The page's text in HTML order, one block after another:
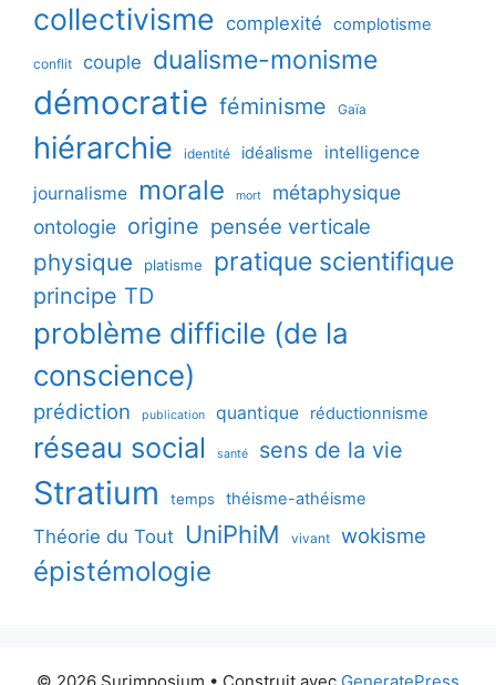
collectivisme complexité complotisme
conflit couple dualisme-monisme
démocratie féminisme Gaïa
hiérarchie identité idéalisme
intelligence
journalisme morale mort
métaphysique
ontologie origine pensée verticale
physique platisme pratique scientifique
principe TD
problème difficile (de la
conscience)
prédiction publication quantique réductionnisme
réseau social santé sens de la vie
Stratium temps théisme-athéisme
Théorie du Tout UniPhiM vivant wokisme
épistémologie